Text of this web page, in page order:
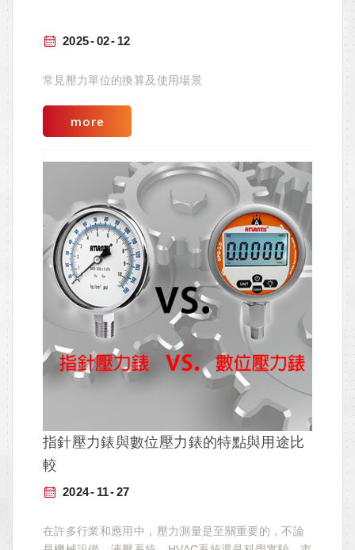
12
02
2025
常見壓力單位的換算及使用場景
more
27
11
2024
指針壓力錶與數位壓力錶的特點與用途比
較
在許多行業和應用中，壓力測量是至關重要的，不論